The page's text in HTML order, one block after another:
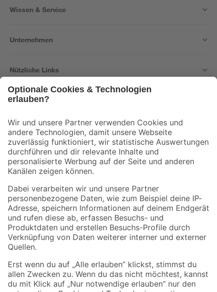
Wissen & Service
Unternehmen
Nützliche Links
Der toom Newsletter: Keine Angebote und Aktionen mehr verpassen!
Zur Newsletter Anmeldung
Folge uns
Zahlungsarten Versandarten
Sicher einkaufen
Jetzt die toom-App herunterladen